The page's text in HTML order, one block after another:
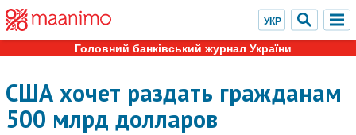
Головний банківський журнал України
США хочет раздать гражданам
500 млрд долларов